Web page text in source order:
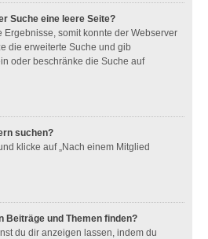
Suche eine leere Seite?
Ergebnisse, somit konnte der Webserver
die erweiterte Suche und gib
oder beschränke die Suche auf
suchen?
klicke auf „Nach einem Mitglied
Beiträge und Themen finden?
du dir anzeigen lassen, indem du